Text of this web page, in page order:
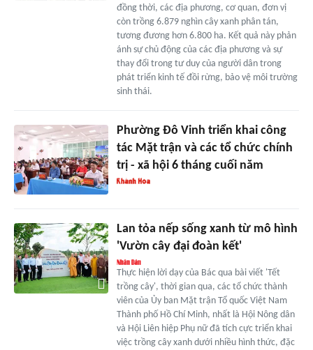
đồng thời, các địa phương, cơ quan, đơn vị
còn trồng 6.879 nghìn cây xanh phân tán,
tương đương hơn 6.800 ha. Kết quả này phản
ánh sự chủ động của các địa phương và sự
thay đổi trong tư duy của người dân trong
phát triển kinh tế đồi rừng, bảo vệ môi trường
sinh thái.
Phường Đô Vinh triển khai công
tác Mặt trận và các tổ chức chính
trị - xã hội 6 tháng cuối năm
Lan tỏa nếp sống xanh từ mô hình
'Vườn cây đại đoàn kết'
Thực hiện lời dạy của Bác qua bài viết 'Tết
trồng cây', thời gian qua, các tổ chức thành
viên của Ủy ban Mặt trận Tổ quốc Việt Nam
Thành phố Hồ Chí Minh, nhất là Hội Nông dân
và Hội Liên hiệp Phụ nữ đã tích cực triển khai
việc trồng cây xanh dưới nhiều hình thức, đặc